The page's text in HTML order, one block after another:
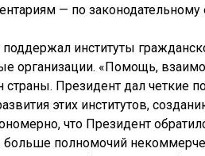
— по
институты
организации. «Помощь,
Президент дал четкие
этих институтов,
что Президент
полномочий